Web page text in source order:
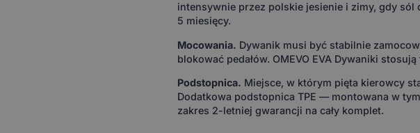
intensywnie przez polskie jesienie i zimy, gdy
5 miesięcy.
Mocowania. Dywanik musi być stabilnie
blokować pedałów. OMEVO EVA Dywaniki
Podstopnica. Miejsce, w którym pięta kierowcy
Dodatkowa podstopnica TPE — montowana w
zakres 2-letniej gwarancji na cały komplet.